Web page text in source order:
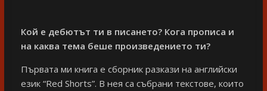
Кой е дебютът ти в писането? Кога прописа и
на каква тема беше произведението ти?
Първата ми книга е сборник разкази на английски
език “Red Shorts”. В нея са събрани текстове, които